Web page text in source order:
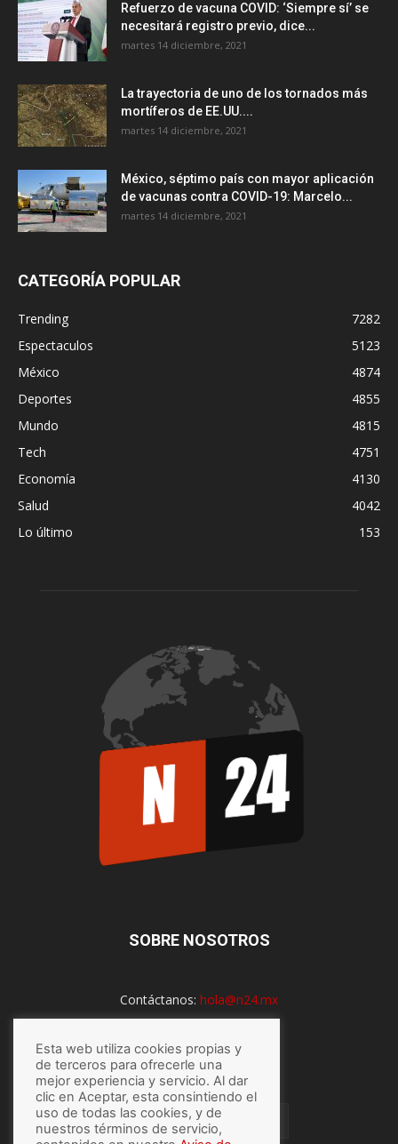
Refuerzo de vacuna COVID: ‘Siempre sí’ se
necesitará registro previo, dice...
martes 14 diciembre, 2021
La trayectoria de uno de los tornados más
mortíferos de EE.UU....
martes 14 diciembre, 2021
México, séptimo país con mayor aplicación
de vacunas contra COVID-19: Marcelo...
martes 14 diciembre, 2021
CATEGORÍA POPULAR
Trending
7282
Espectaculos
5123
México
4874
Deportes
4855
Mundo
4815
Tech
4751
Economía
4130
Salud
4042
Lo último
153
SOBRE NOSOTROS
Contáctanos: hola@n24.mx
SÍGUENOS
Esta web utiliza cookies propias y
de terceros para ofrecerle una
mejor experiencia y servicio. Al dar
clic en Aceptar, esta consintiendo el
uso de todas las cookies, y de
nuestros términos de servicio,